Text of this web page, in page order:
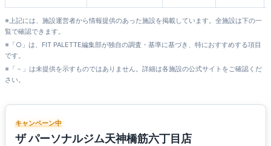
※上記には、施設運営者から情報提供のあった施設を掲載しています。全施設は下の一
覧で確認できます。
※「○」は、FIT PALETTE編集部が独自の調査・基準に基づき、特におすすめする項目
です。
※「－」は未提供を示すものではありません。詳細は各施設の公式サイトをご確認くだ
さい。
キャンペーン中
ザ パーソナルジム天神橋筋六丁目店